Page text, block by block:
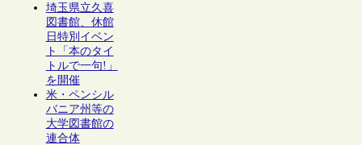
埼玉県立久喜
図書館、休館
日特別イベン
ト「本のタイ
トルで一句!」
を開催
米・ペンシル
バニア州等の
大学図書館の
連合体